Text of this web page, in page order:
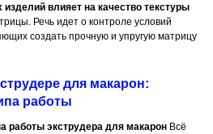
влияет на качество текстуры
Речь идет о контроле условий
создать прочную и упругую матрицу
для макарон:
работы
работы экструдера для макаронВсё